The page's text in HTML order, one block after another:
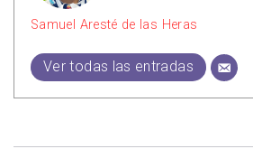
Samuel Aresté de las Heras
Ver todas las entradas